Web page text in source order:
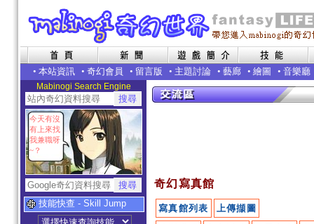
• 本站資訊 • 奇幻會員 • 留言版 • 主題討論 • 藝廊 • 繪圖 • 音樂廳
Mabinogi Search Engine
今天有沒
有上來找
我兼職呀
~？
技能快查 - Skill Jump
奇幻寫真館
寫真館列表 上傳擷圖